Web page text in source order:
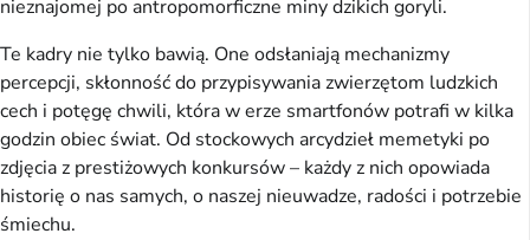
nieznajomej po antropomorficzne miny dzikich goryli.
Te kadry nie tylko bawią. One odsłaniają mechanizmy
percepcji, skłonność do przypisywania zwierzętom ludzkich
cech i potęgę chwili, która w erze smartfonów potrafi w kilka
godzin obiec świat. Od stockowych arcydzieł memetyki po
zdjęcia z prestiżowych konkursów – każdy z nich opowiada
historię o nas samych, o naszej nieuwadze, radości i potrzebie
śmiechu.